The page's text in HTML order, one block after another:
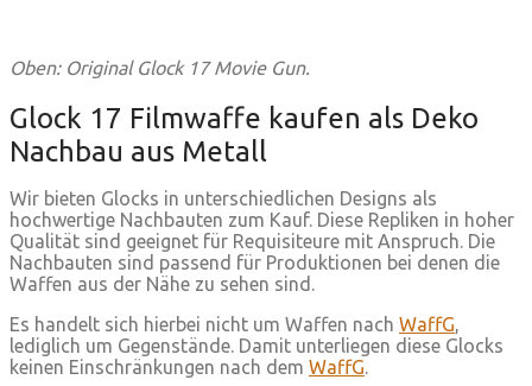
Oben: Original Glock 17 Movie Gun.
Glock 17 Filmwaffe kaufen als Deko
Nachbau aus Metall
Wir bieten Glocks in unterschiedlichen Designs als
hochwertige Nachbauten zum Kauf. Diese Repliken in hoher
Qualität sind geeignet für Requisiteure mit Anspruch. Die
Nachbauten sind passend für Produktionen bei denen die
Waffen aus der Nähe zu sehen sind.
Es handelt sich hierbei nicht um Waffen nach WaffG,
lediglich um Gegenstände. Damit unterliegen diese Glocks
keinen Einschränkungen nach dem WaffG.